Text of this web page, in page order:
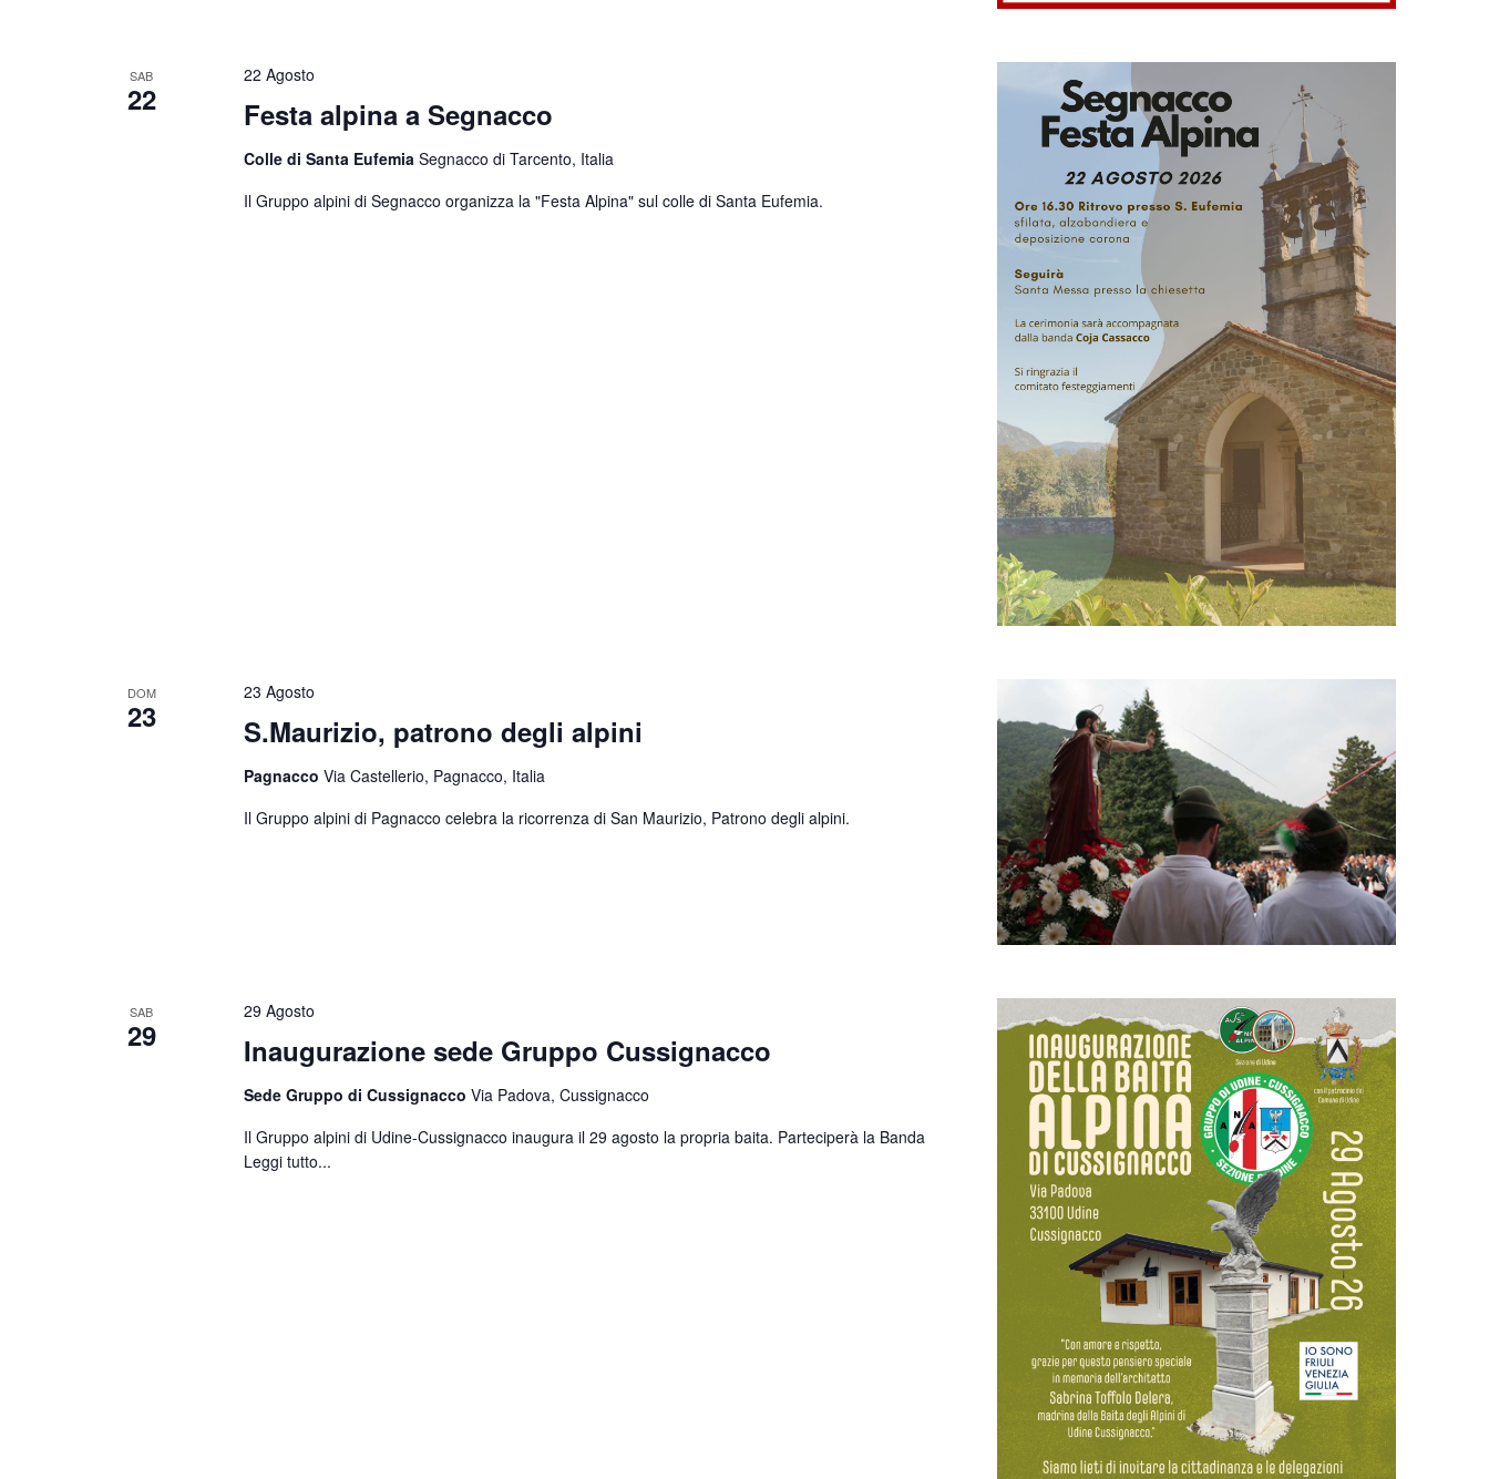
SAB
22 Festa alpina a Segnacco
22 Agosto
Colle di Santa Eufemia Segnacco di Tarcento, Italia
Il Gruppo alpini di Segnacco organizza la "Festa Alpina" sul colle di Santa Eufemia.
DOM
23 S.Maurizio, patrono degli alpini
23 Agosto
Pagnacco Via Castellerio, Pagnacco, Italia
Il Gruppo alpini di Pagnacco celebra la ricorrenza di San Maurizio, Patrono degli alpini.
SAB
29 Inaugurazione sede Gruppo Cussignacco
29 Agosto
Sede Gruppo di Cussignacco Via Padova, Cussignacco
Il Gruppo alpini di Udine-Cussignacco inaugura il 29 agosto la propria baita. Parteciperà la Banda
Leggi tutto...